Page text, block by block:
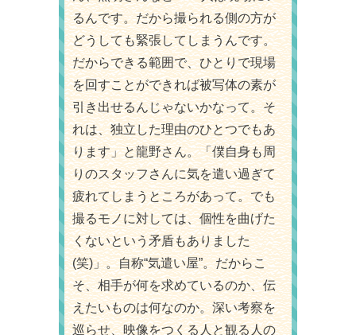
るんです。だから撮られる側の方が
どうしても緊張してしまうんです。
だからできる範囲で、ひとりで現場
を回すことができれば被写体の素が
引き出せるんじゃないかなって。そ
れは、独立した理由のひとつでもあ
ります」と龍野さん。「僕自身も周
りのスタッフさんに気を遣い過ぎて
疲れてしまうところがあって。でも
撮るモノに対しては、個性を曲げた
くないという矛盾もありました
(笑)」。自称“気遣い屋”。だからこ
そ、相手が何を求めているのか、伝
えたいものは何なのか。深い考察を
巡らせ、映像をつくる人と観る人の